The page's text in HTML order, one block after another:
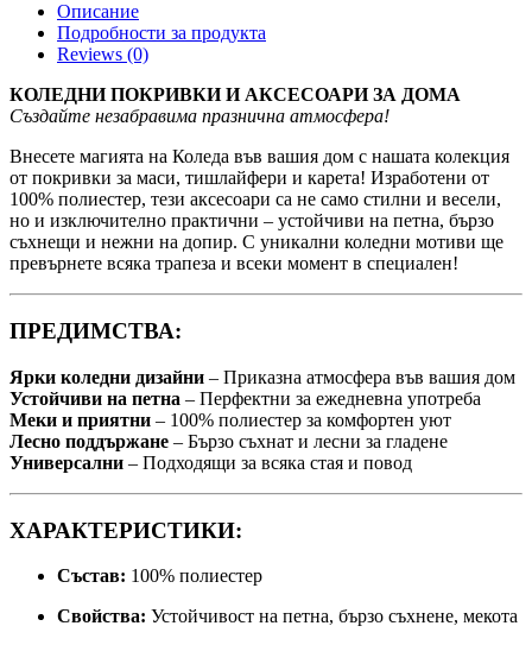
Описание
Подробности за продукта
Reviews (0)
КОЛЕДНИ ПОКРИВКИ И АКСЕСОАРИ ЗА ДОМА
Създайте незабравима празнична атмосфера!
Внесете магията на Коледа във вашия дом с нашата колекция
от покривки за маси, тишлайфери и карета! Изработени от
100% полиестер, тези аксесоари са не само стилни и весели,
но и изключително практични – устойчиви на петна, бързо
съхнещи и нежни на допир. С уникални коледни мотиви ще
превърнете всяка трапеза и всеки момент в специален!
ПРЕДИМСТВА:
Ярки коледни дизайни – Приказна атмосфера във вашия дом
Устойчиви на петна – Перфектни за ежедневна употреба
Меки и приятни – 100% полиестер за комфортен уют
Лесно поддържане – Бързо съхнат и лесни за гладене
Универсални – Подходящи за всяка стая и повод
ХАРАКТЕРИСТИКИ:
Състав: 100% полиестер
Свойства: Устойчивост на петна, бързо съхнене, мекота